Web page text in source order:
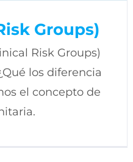
Groups)
Risk Groups)
los diferencia
el concepto de